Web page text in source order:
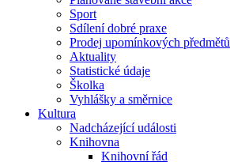
Sport
Sdílení dobré praxe
Prodej upomínkových předmětů
Aktuality
Statistické údaje
Školka
Vyhlášky a směrnice
Kultura
Nadcházející události
Knihovna
Knihovní řád